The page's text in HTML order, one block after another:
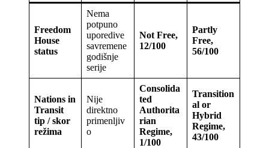
Freedom
House
status
Nema
potpuno
uporedive
savremene
godišnje
serije
Not Free,
12/100
Partly
Free,
56/100
Nations in
Transit
tip / skor
režima
Nije
direktno
primenljiv
o
Consolida
ted
Authorita
rian
Regime,
1/100
Transition
al or
Hybrid
Regime,
43/100